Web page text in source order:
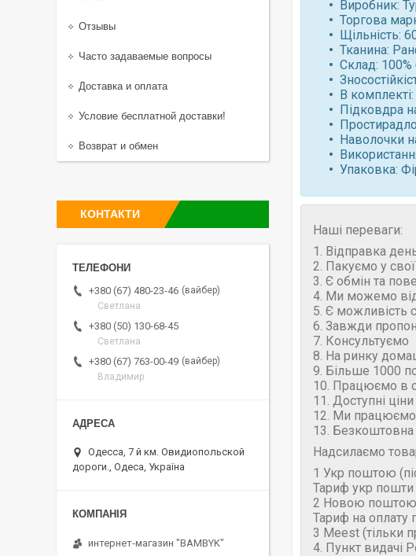
Виробник:
Торгова
Щільність:
Тканина:
Склад:
В комплекті:
Упаковка:
Наші переваги:
1. Відправка
2. Пакуємо у
3. Є обмін та
4. Ми можемо
5. Є можливість
6. Завжди
7. Консультуємо
8. На ринку
9. Більше 1000
10. Працюємо в
11. Доступні
12. Ми працюємо
13. Безкоштовна
Надсилаємо
1 Укр поштою
Тариф укр пошти
2 Новою поштою
Тариф на оплату
3 Meest (тільки
4. Пункт видачі
Отзывы
Часто задаваемые вопросы
Доставка и оплата
Условие бесплатной доставки!
Возврат и обмен
КОНТАКТИ
+380 (67) 480-23-46
вайбер
Светлана
+380 (50) 130-68-45
Светлана
+380 (67) 763-00-49
вайбер
Владимир
Одесса, 7 й км. Овидиопольской
дороги., Одеса, Україна
интернет-магазин "BAMBYK"